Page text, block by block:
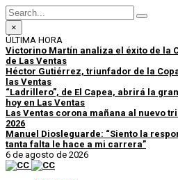
×
ÚLTIMA HORA
Victorino Martín analiza el éxito de la
de Las Ventas
Héctor Gutiérrez, triunfador de la
las Ventas
“Ladrillero”, de El Capea, abrirá la
hoy en Las Ventas
Las Ventas corona mañana al nuevo
2026
Manuel Diosleguarde: “Siento la
tanta falta le hace a mi carrera”
6 de agosto de 2026